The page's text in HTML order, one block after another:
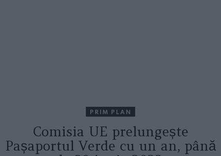
PRIM PLAN
Comisia UE prelungește
Pașaportul Verde cu un an, până